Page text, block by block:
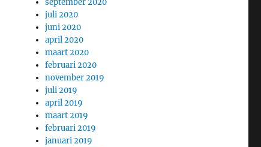
september 2020
juli 2020
juni 2020
april 2020
maart 2020
februari 2020
november 2019
juli 2019
april 2019
maart 2019
februari 2019
januari 2019